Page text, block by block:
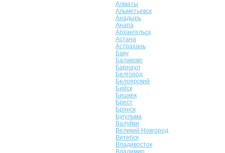
Алматы
Альметьевск
Анадырь
Анапа
Архангельск
Астана
Астрахань
Баку
Балаково
Барнаул
Белгород
Белоярский
Бийск
Бишкек
Брест
Брянск
Бугульма
Валуйки
Великий Новгород
Витебск
Владивосток
Владимир